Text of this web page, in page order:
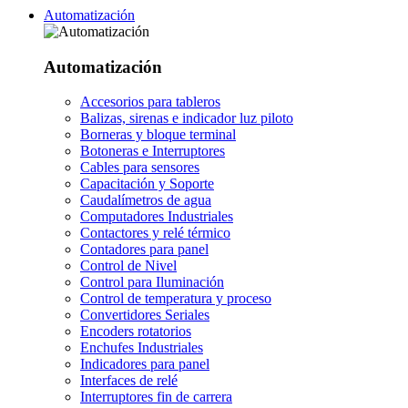
Automatización
Automatización
Accesorios para tableros
Balizas, sirenas e indicador luz piloto
Borneras y bloque terminal
Botoneras e Interruptores
Cables para sensores
Capacitación y Soporte
Caudalímetros de agua
Computadores Industriales
Contactores y relé térmico
Contadores para panel
Control de Nivel
Control para Iluminación
Control de temperatura y proceso
Convertidores Seriales
Encoders rotatorios
Enchufes Industriales
Indicadores para panel
Interfaces de relé
Interruptores fin de carrera